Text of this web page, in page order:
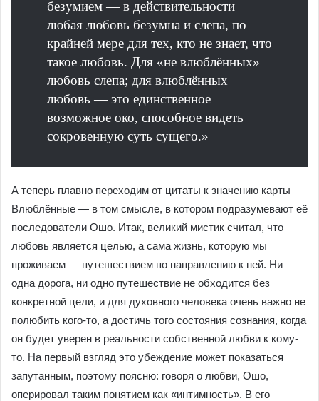
безумием — в действительности
любая любовь безумна и слепа, по
крайней мере для тех, кто не знает, что
такое любовь. Для «не влюблённых»
любовь слепа; для влюблённых
любовь — это единственное
возможное око, способное видеть
сокровенную суть сущего.»
А теперь плавно переходим от цитаты к значению карты
Влюблённые — в том смысле, в котором подразумевают её
последователи Ошо. Итак, великий мистик считал, что
любовь является целью, а сама жизнь, которую мы
проживаем — путешествием по направлению к ней. Ни
одна дорога, ни одно путешествие не обходится без
конкретной цели, и для духовного человека очень важно не
полюбить кого-то, а достичь того состояния сознания, когда
он будет уверен в реальности собственной любви к кому-
то. На первый взгляд это убеждение может показаться
запутанным, поэтому поясню: говоря о любви, Ошо,
оперировал таким понятием как «интимность». В его